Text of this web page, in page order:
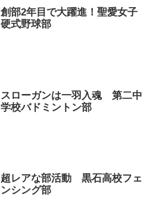
創部2年目で大躍進！聖愛女子
硬式野球部
スローガンは一羽入魂 第二中
学校バドミントン部
超レアな部活動 黒石高校フェ
ンシング部